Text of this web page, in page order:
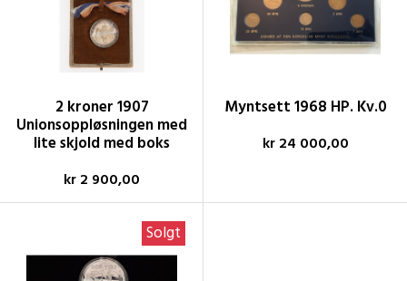
2 kroner 1907
Unionsoppløsningen med
lite skjold med boks
kr 2 900,00
Myntsett 1968 HP. Kv.0
kr 24 000,00
Solgt